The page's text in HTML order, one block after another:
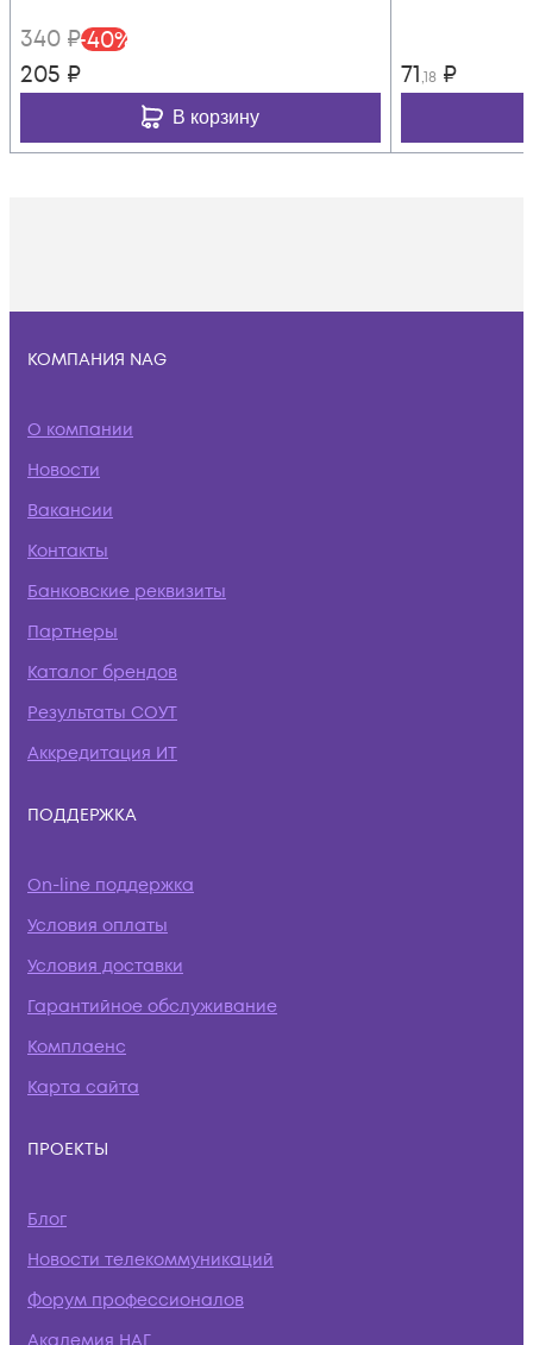
340 ₽-40%
205 ₽
В корзину
71,18 ₽
КОМПАНИЯ NAG
О компании
Новости
Вакансии
Контакты
Банковские реквизиты
Партнеры
Каталог брендов
Результаты СОУТ
Аккредитация ИТ
ПОДДЕРЖКА
On-line поддержка
Условия оплаты
Условия доставки
Гарантийное обслуживание
Комплаенс
Карта сайта
ПРОЕКТЫ
Блог
Новости телекоммуникаций
Форум профессионалов